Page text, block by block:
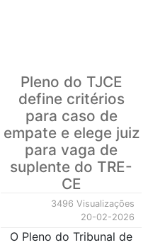
Pleno do TJCE
define critérios
para caso de
empate e elege juiz
para vaga de
suplente do TRE-
CE
3496 Visualizações
20-02-2026
O Pleno do Tribunal de